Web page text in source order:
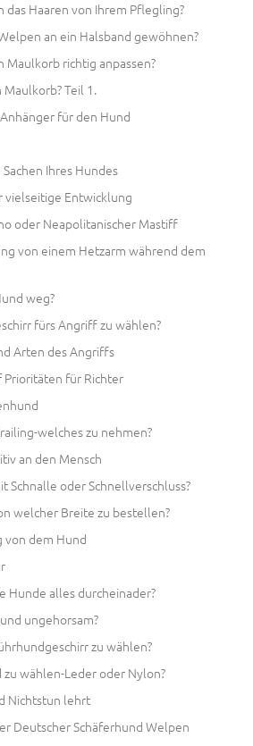
das Haaren von Ihrem Pflegling?
an ein Halsband gewöhnen?
Maulkorb richtig anpassen?
Teil 1.
für den Hund
Ihres Hundes
vielseitige Entwicklung
oder Neapolitanischer Mastiff
von einem Hetzarm während dem
weg?
fürs Angriff zu wählen?
Arten des Angriffs
für Richter
welches zu nehmen?
an den Mensch
Schnalle oder Schnellverschluss?
welcher Breite zu bestellen?
von dem Hund
Hunde alles durcheinader?
ungehorsam?
zu wählen?
zu wählen-Leder oder Nylon?
Nichtstun lehrt
Deutscher Schäferhund Welpen